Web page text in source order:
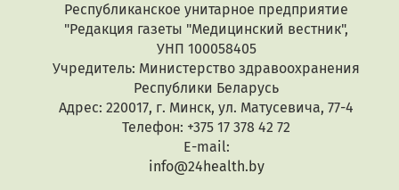
Республиканское унитарное предприятие
"Редакция газеты "Медицинский вестник",
УНП 100058405
Учредитель: Министерство здравоохранения
Республики Беларусь
Адрес: 220017, г. Минск, ул. Матусевича, 77-4
Телефон: +375 17 378 42 72
E-mail:
info@24health.by